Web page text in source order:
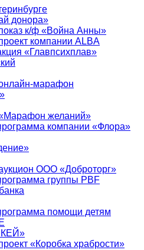
донора»
к/ф «Война Анны»
компании ALBA
«Главпсихплав»
желаний»
компании «Флора»
ООО «Доброторг»
группы PBF
помощи детям
«Коробка храбрости»